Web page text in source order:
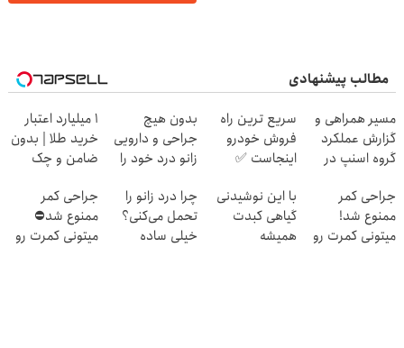
مطالب پیشنهادی
مسیر همراهی و
گزارش عملکرد
گروه اسنپ در
سریع ترین راه
فروش خودرو
اینجاست ✅
بدون هیچ
جراحی و دارویی
زانو درد خود را
پرسش نامه ▶
۱ میلیارد اعتبار
خرید طلا | بدون
ضامن و چک
جراحی کمر
ممنوع شد!
میتونی کمرت رو
با این نوشیدنی
گیاهی کبدت
همیشه
چرا درد زانو را
تحمل می‌کنی؟
خیلی ساده
جراحی کمر
ممنوع شد⛔
میتونی کمرت رو